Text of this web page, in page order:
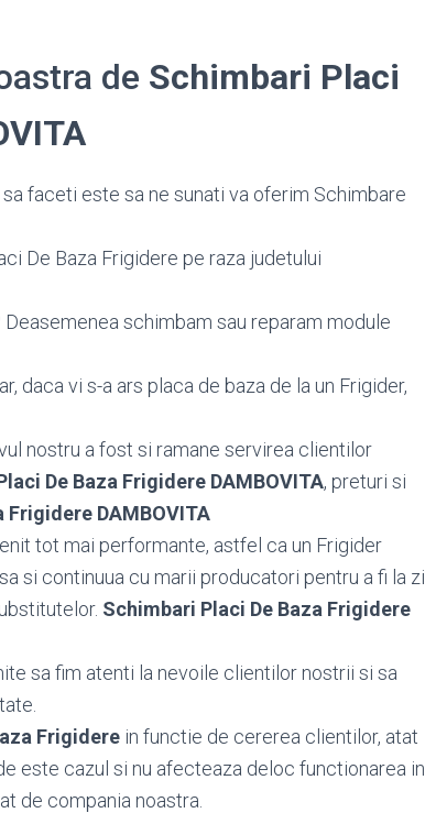
de Schimbari Placi
faceti este sa ne sunati va oferim Schimbare
De Baza Frigidere pe raza judetului
schimbam sau reparam module
daca vi s-a ars placa de baza de la un Frigider,
nostru a fost si ramane servirea clientilor
De Baza Frigidere DAMBOVITA, preturi si
Frigidere DAMBOVITA
tot mai performante, astfel ca un Frigider
si continuua cu marii producatori pentru a fi la zi
Schimbari Placi De Baza Frigidere
sa fim atenti la nevoile clientilor nostrii si sa
Frigidere in functie de cererea clientilor, atat
este cazul si nu afecteaza deloc functionarea in
de compania noastra.